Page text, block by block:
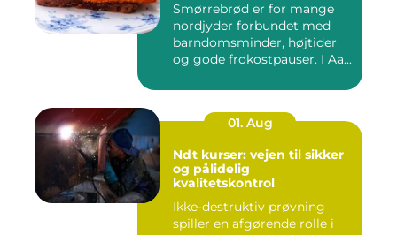
Smørrebrød er for mange
nordjyder forbundet med
barndomsminder, højtider
og gode frokostpauser. I Aa...
01. Aug
Ndt kurser: vejen til sikker
og pålidelig
kvalitetskontrol
Ikke-destruktiv prøvning
spiller en afgørende rolle i